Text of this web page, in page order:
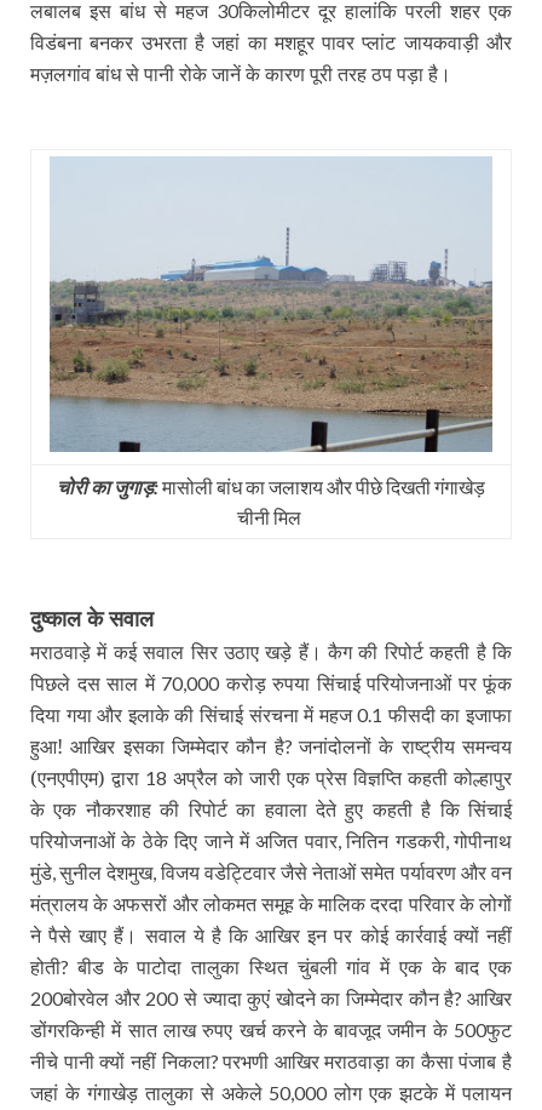
लबालब इस बांध से महज 30किलोमीटर दूर हालांकि परली शहर एक
विडंबना बनकर उभरता है जहां का मशहूर पावर प्लांट जायकवाड़ी और
मज़लगांव बांध से पानी रोके जानें के कारण पूरी तरह ठप पड़ा है।
चोरी का जुगाड़:मासोली बांध का जलाशय और पीछे दिखती गंगाखेड़
चीनी मिल
दुष्काल के सवाल
मराठवाड़े में कई सवाल सिर उठाए खड़े हैं। कैग की रिपोर्ट कहती है कि
पिछले दस साल में 70,000 करोड़ रुपया सिंचाई परियोजनाओं पर फूंक
दिया गया और इलाके की सिंचाई संरचना में महज0.1 फीसदी का इजाफा
हुआ! आखिर इसका जिम्मेदार कौन है?जनांदोलनों के राष्ट्रीय समन्वय
(एनएपीएम) द्वारा 18 अप्रैल को जारी एक प्रेस विज्ञप्ति कहती कोल्हापुर
के एक नौकरशाह की रिपोर्ट का हवाला देते हुए कहती है कि सिंचाई
परियोजनाओं के ठेके दिए जाने में अजित पवार,नितिन गडकरी,गोपीनाथ
मुंडे,सुनील देशमुख,विजय वडेट्टिवार जैसे नेताओं समेत पर्यावरण और वन
मंत्रालय के अफसरों और लोकमत समूह के मालिक दरदा परिवार के लोगों
ने पैसे खाए हैं। सवाल ये है कि आखिर इन पर कोई कार्रवाई क्यों नहीं
होती?बीड के पाटोदा तालुका स्थित चुंबली गांव में एक के बाद एक
200बोरवेल और200 से ज्यादा कुएं खोदने का जिम्मेदार कौन है?आखिर
डोंगरकिन्ही में सात लाख रुपए खर्च करने के बावजूद जमीन के 500फुट
नीचे पानी क्यों नहीं निकला?परभणी आखिर मराठवाड़ा का कैसा पंजाब है
जहां के गंगाखेड़ तालुका से अकेले 50,000 लोग एक झटके में पलायन